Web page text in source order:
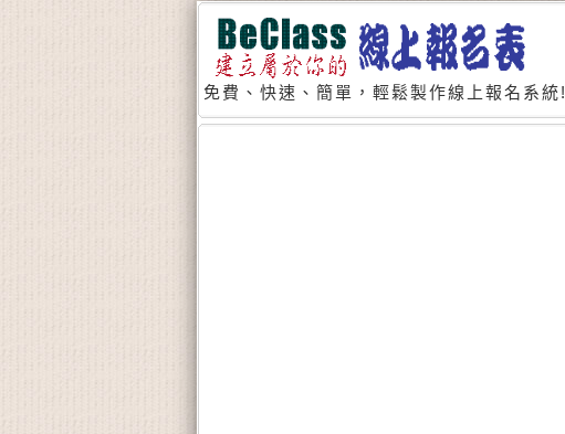
免費、快速、簡單，輕鬆製作線上報名系統!